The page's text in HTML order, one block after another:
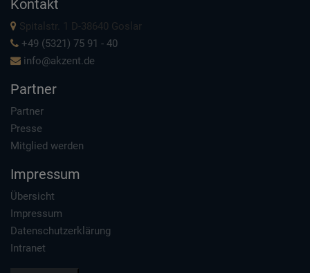
Kontakt
Spitalstr. 1 D-38640 Goslar
+49 (5321) 75 91 - 40
info@akzent.de
Partner
Partner
Presse
Mitglied werden
Impressum
Übersicht
Impressum
Datenschutzerklärung
Intranet